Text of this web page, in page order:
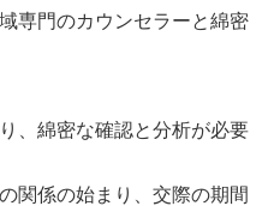
専門のカウンセラーと綿密
、綿密な確認と分析が必要
関係の始まり、交際の期間